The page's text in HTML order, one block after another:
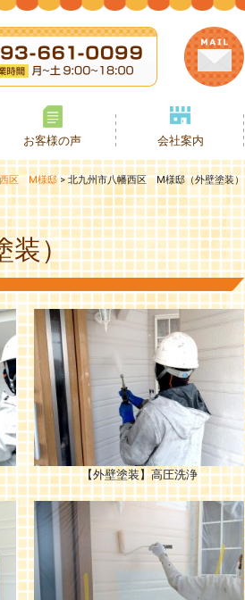
お客様の声 会社案内
西区 M様邸>北九州市八幡西区 M様邸（外壁塗装）
装）
【外壁塗装】高圧洗浄